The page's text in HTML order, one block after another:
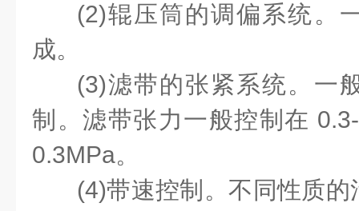
(2)辊压筒的调偏系统。
成。
(3)滤带的张紧系统。一
制。滤带张力一般控制在
0.3MPa。
(4)带速控制。不同性质